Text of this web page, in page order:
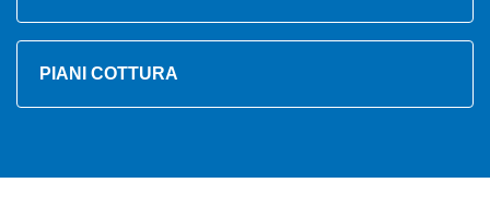
PIANI COTTURA